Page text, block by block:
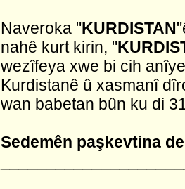
Naveroka "KURDISTAN
nahê kurt kirin, "
wezîfeya xwe bi cih
Kurdistanê û xasmanî
wan babetan bûn ku di
Sedemên paşkevtina